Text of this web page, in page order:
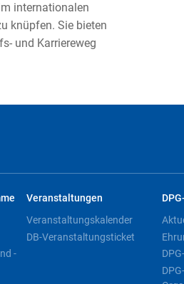
internationalen
knüpfen. Sie bieten
und Karriereweg
-
Veranstaltungen
Veranstaltungskalender
DB-Veranstaltungsticket